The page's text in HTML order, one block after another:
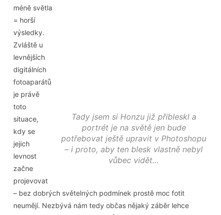
Tady jsem si Honzu již přibleskl a
portrét je na světě jen bude
potřebovat ještě upravit v Photoshopu
– i proto, aby ten blesk vlastně nebyl
vůbec vidět…
méně světla
= horší
výsledky.
Zvláště u
levnějších
digitálních
fotoaparátů
je právě
toto
situace,
kdy se
jejich
levnost
začne
projevovat
– bez dobrých světelných podmínek prostě moc fotit
neumějí. Nezbývá nám tedy občas nějaký záběr lehce